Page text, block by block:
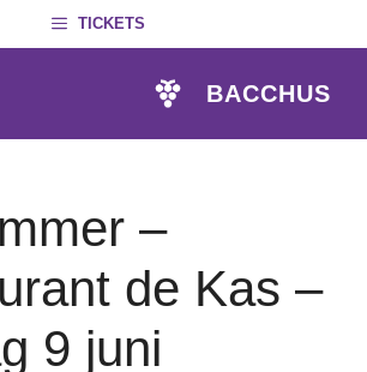
TICKETS
BACCHUS
–
de Kas –
9 juni